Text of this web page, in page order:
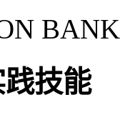
BANK
技能